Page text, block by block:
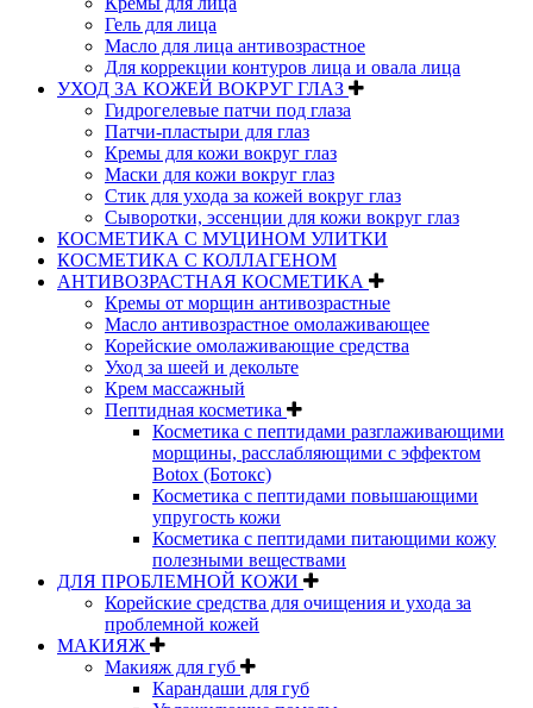
Гель для лица
Масло для лица антивозрастное
Для коррекции контуров лица и овала лица
УХОД ЗА КОЖЕЙ ВОКРУГ ГЛАЗ
Гидрогелевые патчи под глаза
Патчи-пластыри для глаз
Кремы для кожи вокруг глаз
Маски для кожи вокруг глаз
Стик для ухода за кожей вокруг глаз
Сыворотки, эссенции для кожи вокруг глаз
КОСМЕТИКА С МУЦИНОМ УЛИТКИ
КОСМЕТИКА С КОЛЛАГЕНОМ
АНТИВОЗРАСТНАЯ КОСМЕТИКА
Кремы от морщин антивозрастные
Масло антивозрастное омолаживающее
Корейские омолаживающие средства
Уход за шеей и декольте
Крем массажный
Пептидная косметика
Косметика с пептидами разглаживающими
морщины, расслабляющими с эффектом
Botox (Ботокс)
Косметика с пептидами повышающими
упругость кожи
Косметика с пептидами питающими кожу
полезными веществами
ДЛЯ ПРОБЛЕМНОЙ КОЖИ
Корейские средства для очищения и ухода за
проблемной кожей
МАКИЯЖ
Макияж для губ
Карандаши для губ